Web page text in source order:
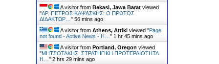
A visitor from Bekasi, Jawa Barat viewed
"ΔΡ. ΠΕΤΡΟΣ ΚΑΨΑΣΚΗΣ: Ο ΠΡΩΤΟΣ
ΔΙΔΑΚΤΩΡ… " 56 mins ago
A visitor from Athens, Attiki viewed "Page
not found - Active News - Η… " 1 hr 45 mins ago
A visitor from Portland, Oregon viewed
"ΜΗΤΣΟΤΑΚΗΣ: ΣΤΡΑΤΗΓΙΚΗ ΠΡΟΤΕΡΑΙΟΤΗΤΑ
Η… " 2 hrs 29 mins ago